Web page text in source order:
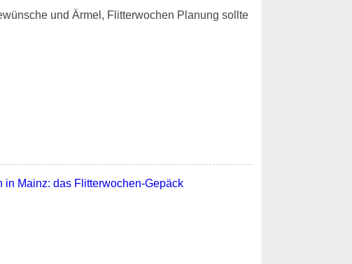
und Ärmel, Flitterwochen Planung sollte